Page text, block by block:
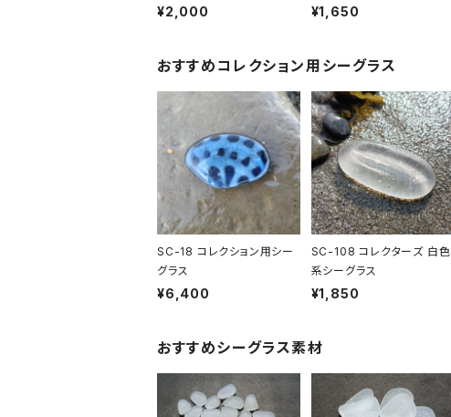
¥2,000 ¥1,650
おすすめコレクション用シーグラス
SC-18 コレクション用シー
グラス
¥6,400
SC-108 コレクターズ 白色
系シーグラス
¥1,850
おすすめシーグラス素材